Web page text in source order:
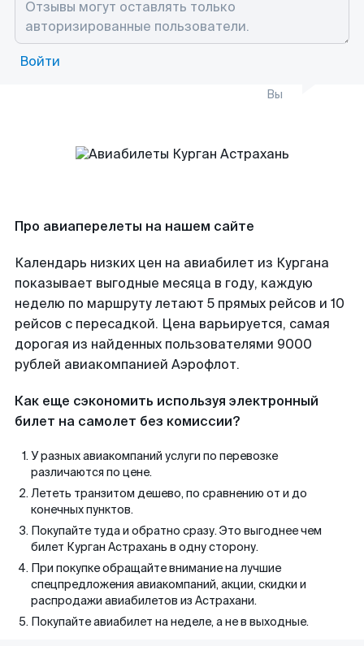
Войти
Вы
Про авиаперелеты на нашем сайте
Календарь низких цен на авиабилет из Кургана
показывает выгодные месяца в году, каждую
неделю по маршруту летают 5 прямых рейсов и 10
рейсов с пересадкой. Цена варьируется, самая
дорогая из найденных пользователями 9000
рублей авиакомпанией Аэрофлот.
Как еще сэкономить используя электронный
билет на самолет без комиссии?
У разных авиакомпаний услуги по перевозке
различаются по цене.
Лететь транзитом дешево, по сравнению от и до
конечных пунктов.
Покупайте туда и обратно сразу. Это выгоднее чем
билет Курган Астрахань в одну сторону.
При покупке обращайте внимание на лучшие
спецпредложения авиакомпаний, акции, скидки и
распродажи авиабилетов из Астрахани.
Покупайте авиабилет на неделе, а не в выходные.